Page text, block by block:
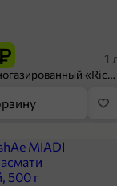
1
Напиток сильногазированный «Rich» Биттер Лемон, 1 л